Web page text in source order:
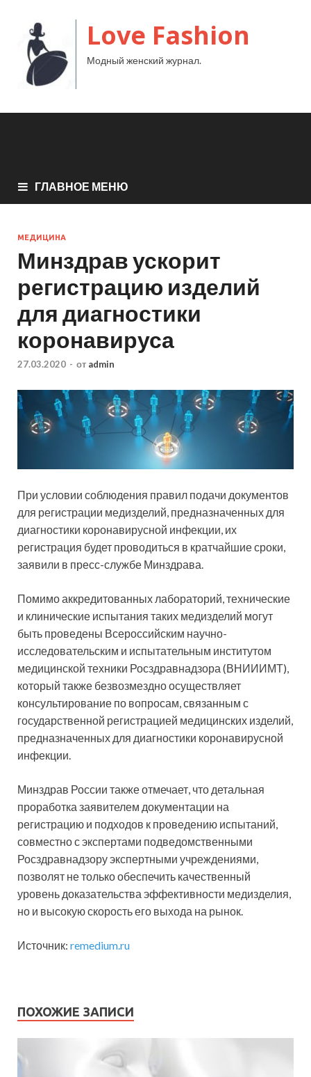
Love Fashion
Модный женский журнал.
ГЛАВНОЕ МЕНЮ
МЕДИЦИНА
Минздрав ускорит
регистрацию изделий
для диагностики
коронавируса
27.03.2020 - от admin
При условии соблюдения правил подачи документов
для регистрации медизделий, предназначенных для
диагностики коронавирусной инфекции, их
регистрация будет проводиться в кратчайшие сроки,
заявили в пресс-службе Минздрава.
Помимо аккредитованных лабораторий, технические
и клинические испытания таких медизделий могут
быть проведены Всероссийским научно-
исследовательским и испытательным институтом
медицинской техники Росздравнадзора (ВНИИИМТ),
который также безвозмездно осуществляет
консультирование по вопросам, связанным с
государственной регистрацией медицинских изделий,
предназначенных для диагностики коронавирусной
инфекции.
Минздрав России также отмечает, что детальная
проработка заявителем документации на
регистрацию и подходов к проведению испытаний,
совместно с экспертами подведомственными
Росздравнадзору экспертными учреждениями,
позволят не только обеспечить качественный
уровень доказательства эффективности медизделия,
но и высокую скорость его выхода на рынок.
Источник: remedium.ru
ПОХОЖИЕ ЗАПИСИ